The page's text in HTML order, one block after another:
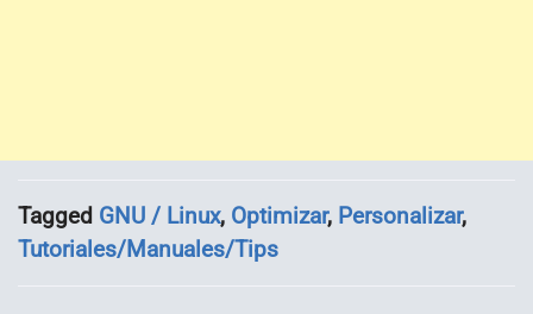
Tagged GNU / Linux, Optimizar, Personalizar,
Tutoriales/Manuales/Tips